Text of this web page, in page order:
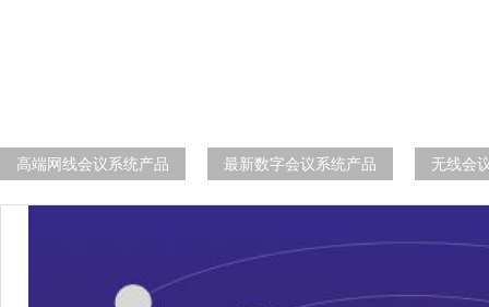
高端网线会议系统产品 最新数字会议系统产品 无线会